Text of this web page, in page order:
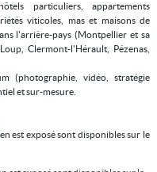
particuliers, appartements
viticoles, mas et maisons de
l'arrière-pays (Montpellier et sa
Clermont-l'Hérault, Pézenas,
(photographie, vidéo, stratégie
et sur-mesure.
est exposé sont disponibles sur le